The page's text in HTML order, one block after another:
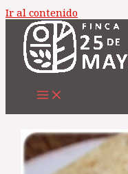
Ir al contenido